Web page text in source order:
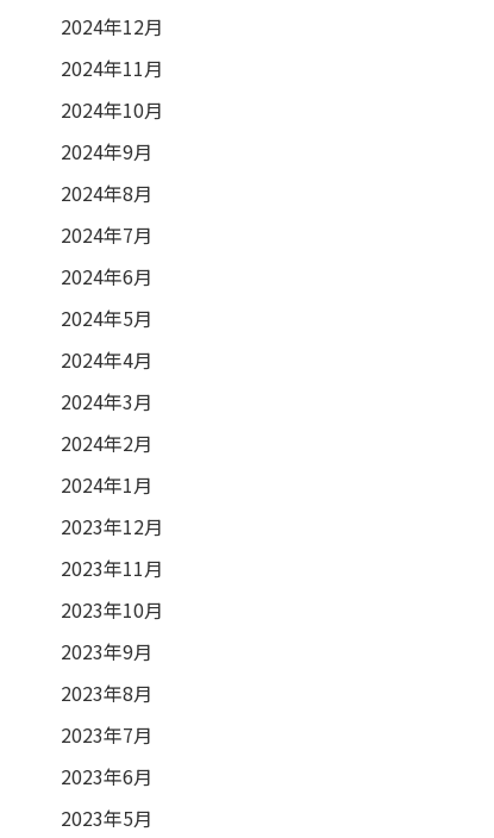
2024年12月
2024年11月
2024年10月
2024年9月
2024年8月
2024年7月
2024年6月
2024年5月
2024年4月
2024年3月
2024年2月
2024年1月
2023年12月
2023年11月
2023年10月
2023年9月
2023年8月
2023年7月
2023年6月
2023年5月